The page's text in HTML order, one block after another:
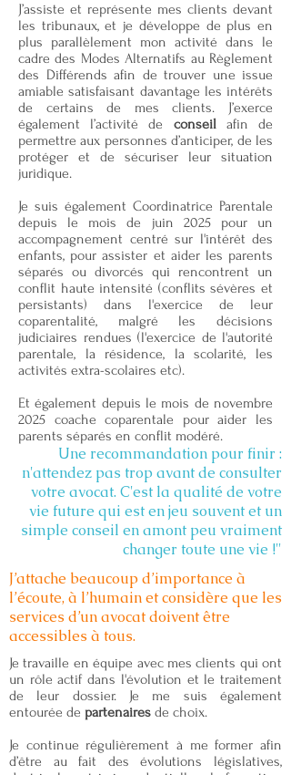
J’assiste et représente mes clients devant
les tribunaux, et je développe de plus en
plus parallèlement mon activité dans le
cadre des Modes Alternatifs au Règlement
des Différends afin de trouver une issue
amiable satisfaisant davantage les intérêts
de certains de mes clients. J’exerce
également l’activité de conseil afin de
permettre aux personnes d’anticiper, de les
protéger et de sécuriser leur situation
juridique.
Je suis également Coordinatrice Parentale
depuis le mois de juin 2025 pour un
accompagnement centré sur l'intérêt des
enfants, pour assister et aider les parents
séparés ou divorcés qui rencontrent un
conflit haute intensité (conflits sévères et
persistants) dans l'exercice de leur
coparentalité, malgré les décisions
judiciaires rendues (l'exercice de l'autorité
parentale, la résidence, la scolarité, les
activités extra-scolaires etc).
Et également depuis le mois de novembre
2025 coache coparentale pour aider les
parents séparés en conflit modéré.
Une recommandation pour finir :
n'attendez pas trop avant de consulter
votre avocat. C'est la qualité de votre
vie future qui est en jeu souvent et un
simple conseil en amont peu vraiment
changer toute une vie !"
J’attache beaucoup d’importance à
l’écoute, à l’humain et considère que les
services d’un avocat doivent être
accessibles à tous.
Je travaille en équipe avec mes clients qui ont
un rôle actif dans l'évolution et le traitement
de leur dossier. Je me suis également
entourée de partenaires de choix.
Je continue régulièrement à me former afin
d’être au fait des évolutions législatives,